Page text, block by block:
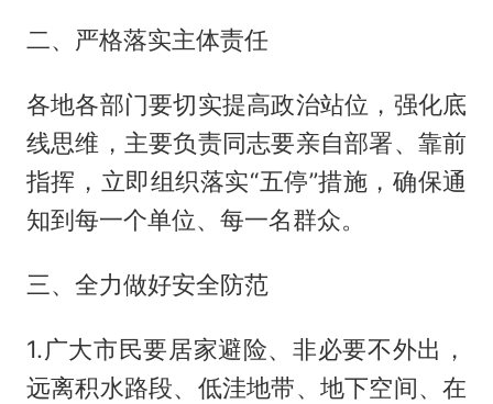
二、严格落实主体责任
各地各部门要切实提高政治站位，强化底
线思维，主要负责同志要亲自部署、靠前
指挥，立即组织落实“五停”措施，确保通
知到每一个单位、每一名群众。
三、全力做好安全防范
1.广大市民要居家避险、非必要不外出，
远离积水路段、低洼地带、地下空间、在